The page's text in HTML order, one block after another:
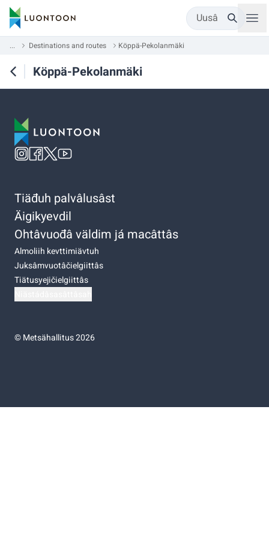
Uusâ
... Destinations and routes Köppä-Pekolanmäki
Köppä-Pekolanmäki
Tiäđuh palvâlusâst
Äigikyevdil
Ohtâvuođâ väldim já macâttâs
Almoliih kevttimiävtuh
Juksâmvuotâčielgiittâs
Tiätusyejičielgiittâs
©Metsähallitus 2026